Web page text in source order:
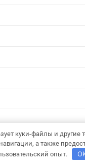
куки-файлы и другие
а также
опыт.